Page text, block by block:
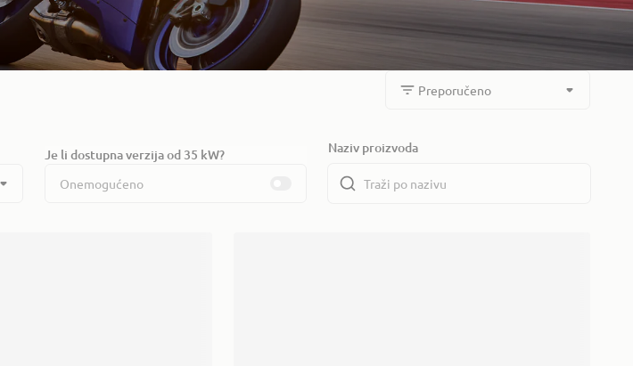
Preporučeno
Je li dostupna verzija od 35 kW?
Onemogućeno
Naziv proizvoda